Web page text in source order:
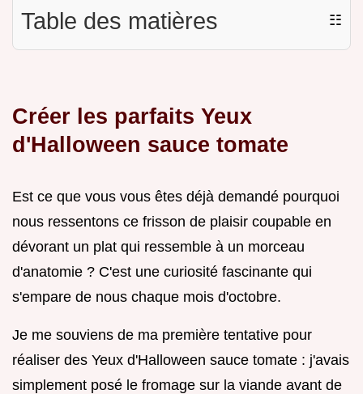
Table des matières ☷
Créer les parfaits Yeux
d'Halloween sauce tomate
Est ce que vous vous êtes déjà demandé pourquoi
nous ressentons ce frisson de plaisir coupable en
dévorant un plat qui ressemble à un morceau
d'anatomie ? C'est une curiosité fascinante qui
s'empare de nous chaque mois d'octobre.
Je me souviens de ma première tentative pour
réaliser des Yeux d'Halloween sauce tomate : j'avais
simplement posé le fromage sur la viande avant de